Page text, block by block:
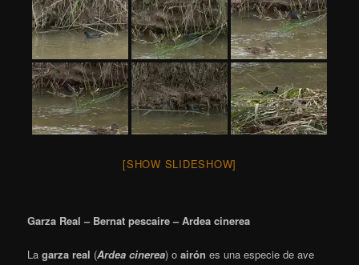
[SHOW SLIDESHOW]
Garza Real – Bernat pescaire – Ardea cinerea
Lagarza real (Ardea cinerea) oairón ​ es una especie de ave